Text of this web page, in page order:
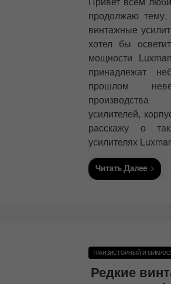
e
d
продолжаю
винтажные
хотел бы
мощности
принадлежат
прошлом
производства
усилителей,
расскажу о
усилителях
Читать Далее
ТРАНЗИСТОРНЫЙ И
Редкие